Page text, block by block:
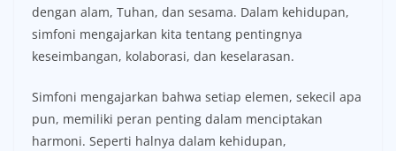
dengan alam, Tuhan, dan sesama. Dalam kehidupan,
simfoni mengajarkan kita tentang pentingnya
keseimbangan, kolaborasi, dan keselarasan.
Simfoni mengajarkan bahwa setiap elemen, sekecil apa
pun, memiliki peran penting dalam menciptakan
harmoni. Seperti halnya dalam kehidupan,